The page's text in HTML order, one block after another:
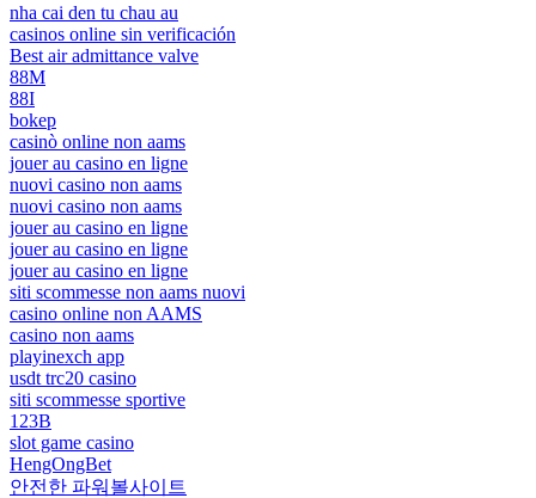
nha cai den tu chau au
casinos online sin verificación
Best air admittance valve
88M
88I
bokep
casinò online non aams
jouer au casino en ligne
nuovi casino non aams
nuovi casino non aams
jouer au casino en ligne
jouer au casino en ligne
jouer au casino en ligne
siti scommesse non aams nuovi
casino online non AAMS
casino non aams
playinexch app
usdt trc20 casino
siti scommesse sportive
123B
slot game casino
HengOngBet
안전한 파워볼사이트